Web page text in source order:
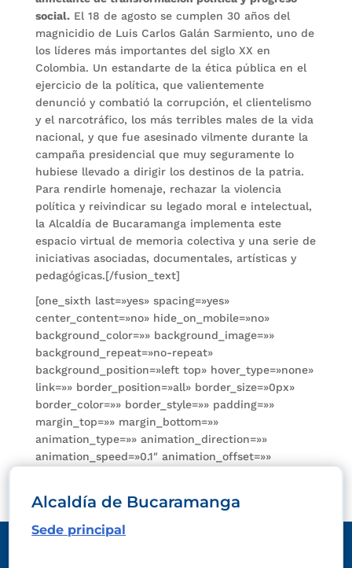
social.El 18 de agosto se cumplen 30 años del
magnicidio de Luis Carlos Galán Sarmiento, uno de
los líderes más importantes del siglo XX en
Colombia. Un estandarte de la ética pública en el
ejercicio de la política, que valientemente
denunció y combatió la corrupción, el clientelismo
y el narcotráfico, los más terribles males de la vida
nacional, y que fue asesinado vilmente durante la
campaña presidencial que muy seguramente lo
hubiese llevado a dirigir los destinos de la patria.
Para rendirle homenaje, rechazar la violencia
política y reivindicar su legado moral e intelectual,
la Alcaldía de Bucaramanga implementa este
espacio virtual de memoria colectiva y una serie de
iniciativas asociadas, documentales, artísticas y
pedagógicas.[/fusion_text]
[one_sixth last=»yes» spacing=»yes»
center_content=»no» hide_on_mobile=»no»
background_color=»» background_image=»»
background_repeat=»no-repeat»
background_position=»left top» hover_type=»none»
link=»» border_position=»all» border_size=»0px»
border_color=»» border_style=»» padding=»»
margin_top=»» margin_bottom=»»
animation_type=»» animation_direction=»»
animation_speed=»0.1″ animation_offset=»»
Alcaldía de Bucaramanga
Sede principal